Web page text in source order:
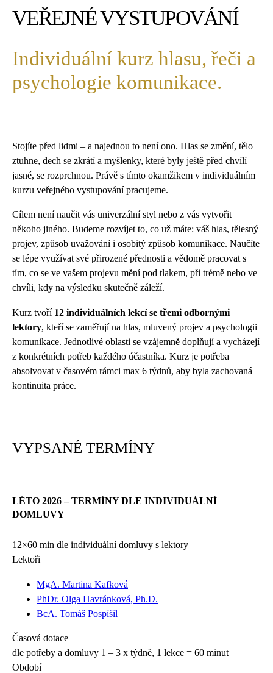
VEŘEJNÉ VYSTUPOVÁNÍ
Individuální kurz hlasu, řeči a
psychologie komunikace.
Stojíte před lidmi – a najednou to není ono. Hlas se změní, tělo
ztuhne, dech se zkrátí a myšlenky, které byly ještě před chvílí
jasné, se rozprchnou. Právě s tímto okamžikem v individuálním
kurzu veřejného vystupování pracujeme.
Cílem není naučit vás univerzální styl nebo z vás vytvořit
někoho jiného. Budeme rozvíjet to, co už máte: váš hlas, tělesný
projev, způsob uvažování i osobitý způsob komunikace. Naučíte
se lépe využívat své přirozené přednosti a vědomě pracovat s
tím, co se ve vašem projevu mění pod tlakem, při trémě nebo ve
chvíli, kdy na výsledku skutečně záleží.
Kurz tvoří 12 individuálních lekcí se třemi odbornými
lektory, kteří se zaměřují na hlas, mluvený projev a psychologii
komunikace. Jednotlivé oblasti se vzájemně doplňují a vycházejí
z konkrétních potřeb každého účastníka. Kurz je potřeba
absolvovat v časovém rámci max 6 týdnů, aby byla zachovaná
kontinuita práce.
VYPSANÉ TERMÍNY
LÉTO 2026 – TERMÍNY DLE INDIVIDUÁLNÍ
DOMLUVY
12×60 min dle individuální domluvy s lektory
Lektoři
MgA. Martina Kafková
PhDr. Olga Havránková, Ph.D.
BcA. Tomáš Pospíšil
Časová dotace
dle potřeby a domluvy 1 – 3 x týdně, 1 lekce = 60 minut
Období